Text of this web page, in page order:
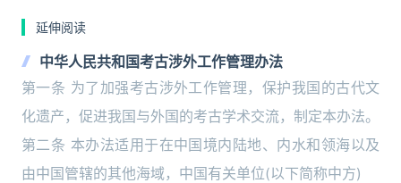
延伸阅读
中华人民共和国考古涉外工作管理办法
第一条 为了加强考古涉外工作管理，保护我国的古代文
化遗产，促进我国与外国的考古学术交流，制定本办法。
第二条 本办法适用于在中国境内陆地、内水和领海以及
由中国管辖的其他海域，中国有关单位(以下简称中方)